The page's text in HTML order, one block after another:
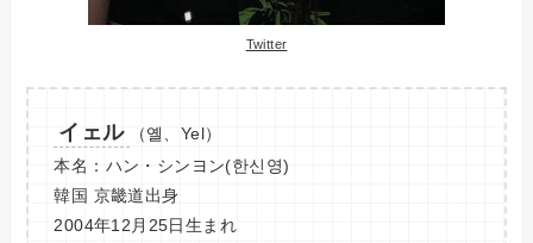
Twitter
イェル
（옐、Yel）
本名：ハン・シンヨン(한신영)
韓国 京畿道出身
2004年12月25日生まれ